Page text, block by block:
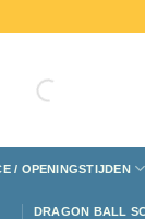
/ OPENINGSTIJDEN
DRAGON BALL